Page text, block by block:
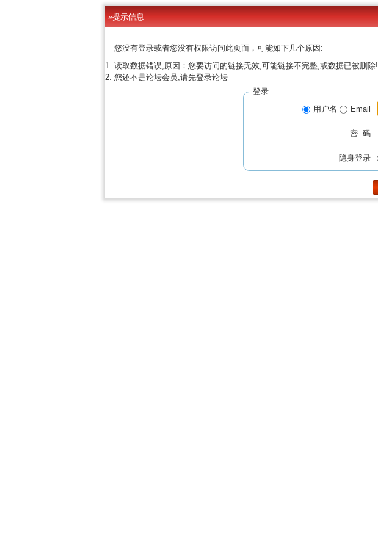
»提示信息
您没有登录或者您没有权限访问此页面，可能如下几个原因:
读取数据错误,原因：您要访问的链接无效,可能链接不完整,或数据已被删除!
您还不是论坛会员,请先登录论坛
登录
用户名
Email
密 码
隐身登录